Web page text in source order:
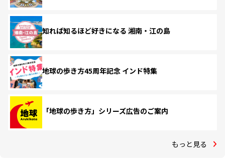
知れば知るほど好きになる 湘南・江の島
地球の歩き方45周年記念 インド特集
「地球の歩き方」シリーズ広告のご案内
もっと見る